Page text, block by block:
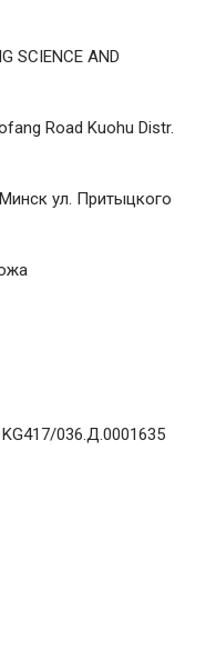
SCIENCE AND
Road Kuohu Distr.
ул. Притыцкого
036.Д.0001635